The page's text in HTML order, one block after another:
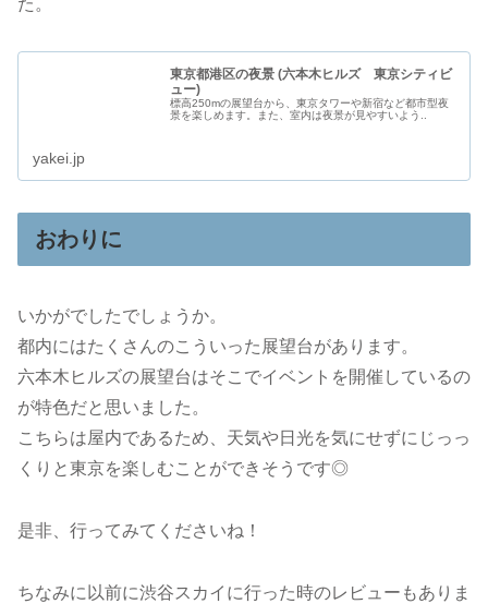
た。
東京都港区の夜景 (六本木ヒルズ 東京シティビ
ュー)
標高250mの展望台から、東京タワーや新宿など都市型夜
景を楽しめます。また、室内は夜景が見やすいよう..
yakei.jp
おわりに
いかがでしたでしょうか。
都内にはたくさんのこういった展望台があります。
六本木ヒルズの展望台はそこでイベントを開催しているの
が特色だと思いました。
こちらは屋内であるため、天気や日光を気にせずにじっっ
くりと東京を楽しむことができそうです◎
是非、行ってみてくださいね！
ちなみに以前に渋谷スカイに行った時のレビューもありま